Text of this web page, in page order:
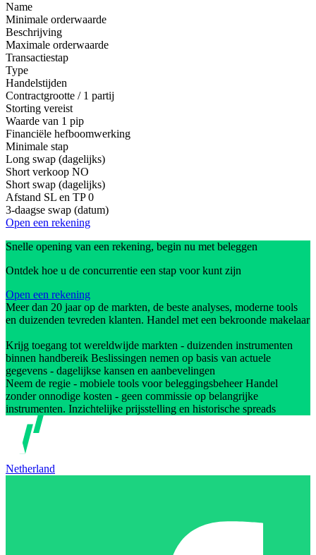
Name
Minimale orderwaarde
Beschrijving
Maximale orderwaarde
Transactiestap
Type
Handelstijden
Contractgrootte / 1 partij
Storting vereist
Waarde van 1 pip
Financiële hefboomwerking
Minimale stap
Long swap (dagelijks)
Short verkoop NO
Short swap (dagelijks)
Afstand SL en TP 0
3-daagse swap (datum)
Open een rekening
Snelle opening van een rekening, begin nu met beleggen
Ontdek hoe u de concurrentie een stap voor kunt zijn
Open een rekening
Meer dan 20 jaar op de markten, de beste analyses, moderne tools
en duizenden tevreden klanten. Handel met een bekroonde makelaar
Krijg toegang tot wereldwijde markten - duizenden instrumenten
binnen handbereik Beslissingen nemen op basis van actuele
gegevens - dagelijkse kansen en aanbevelingen
Neem de regie - mobiele tools voor beleggingsbeheer Handel
zonder onnodige kosten - geen commissie op belangrijke
instrumenten. Inzichtelijke prijsstelling en historische spreads
Netherland